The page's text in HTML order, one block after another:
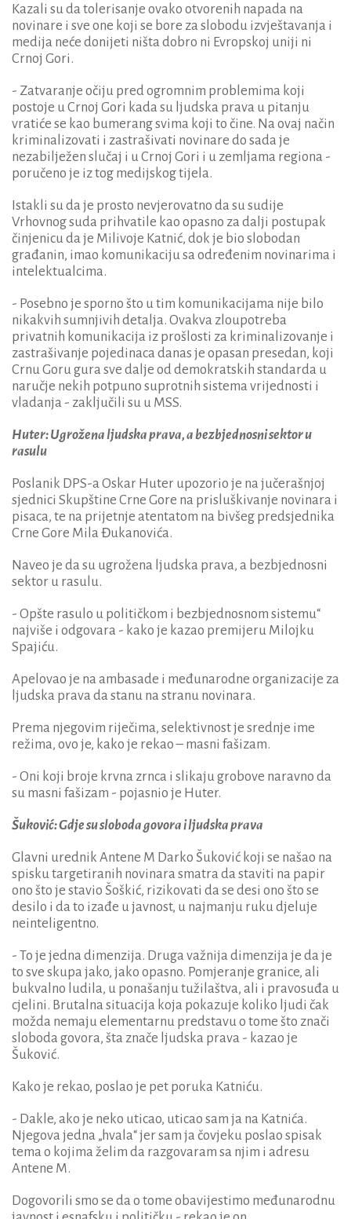
Kazali su da tolerisanje ovako otvorenih napada na
novinare i sve one koji se bore za slobodu izvještavanja i
medija neće donijeti ništa dobro ni Evropskoj uniji ni
Crnoj Gori.
- Zatvaranje očiju pred ogromnim problemima koji
postoje u Crnoj Gori kada su ljudska prava u pitanju
vratiće se kao bumerang svima koji to čine. Na ovaj način
kriminalizovati i zastrašivati novinare do sada je
nezabilježen slučaj i u Crnoj Gori i u zemljama regiona -
poručeno je iz tog medijskog tijela.
Istakli su da je prosto nevjerovatno da su sudije
Vrhovnog suda prihvatile kao opasno za dalji postupak
činjenicu da je Milivoje Katnić, dok je bio slobodan
građanin, imao komunikaciju sa određenim novinarima i
intelektualcima.
- Posebno je sporno što u tim komunikacijama nije bilo
nikakvih sumnjivih detalja. Ovakva zloupotreba
privatnih komunikacija iz prošlosti za kriminalizovanje i
zastrašivanje pojedinaca danas je opasan presedan, koji
Crnu Goru gura sve dalje od demokratskih standarda u
naručje nekih potpuno suprotnih sistema vrijednosti i
vladanja - zaključili su u MSS.
Huter: Ugrožena ljudska prava, a bezbjednosni sektor u
rasulu
Poslanik DPS-a Oskar Huter upozorio je na jučerašnjoj
sjednici Skupštine Crne Gore na prisluškivanje novinara i
pisaca, te na prijetnje atentatom na bivšeg predsjednika
Crne Gore Mila Đukanovića.
Naveo je da su ugrožena ljudska prava, a bezbjednosni
sektor u rasulu.
- Opšte rasulo u političkom i bezbjednosnom sistemu“
najviše i odgovara - kako je kazao premijeru Milojku
Spajiću.
Apelovao je na ambasade i međunarodne organizacije za
ljudska prava da stanu na stranu novinara.
Prema njegovim riječima, selektivnost je srednje ime
režima, ovo je, kako je rekao – masni fašizam.
- Oni koji broje krvna zrnca i slikaju grobove naravno da
su masni fašizam - pojasnio je Huter.
Šuković: Gdje su sloboda govora i ljudska prava
Glavni urednik Antene M Darko Šuković koji se našao na
spisku targetiranih novinara smatra da staviti na papir
ono što je stavio Šoškić, rizikovati da se desi ono što se
desilo i da to izađe u javnost, u najmanju ruku djeluje
neinteligentno.
- To je jedna dimenzija. Druga važnija dimenzija je da je
to sve skupa jako, jako opasno. Pomjeranje granice, ali
bukvalno ludila, u ponašanju tužilaštva, ali i pravosuđa u
cjelini. Brutalna situacija koja pokazuje koliko ljudi čak
možda nemaju elementarnu predstavu o tome što znači
sloboda govora, šta znače ljudska prava - kazao je
Šuković.
Kako je rekao, poslao je pet poruka Katniću.
- Dakle, ako je neko uticao, uticao sam ja na Katnića.
Njegova jedna „hvala“ jer sam ja čovjeku poslao spisak
tema o kojima želim da razgovaram sa njim i adresu
Antene M.
Dogovorili smo se da o tome obavijestimo međunarodnu